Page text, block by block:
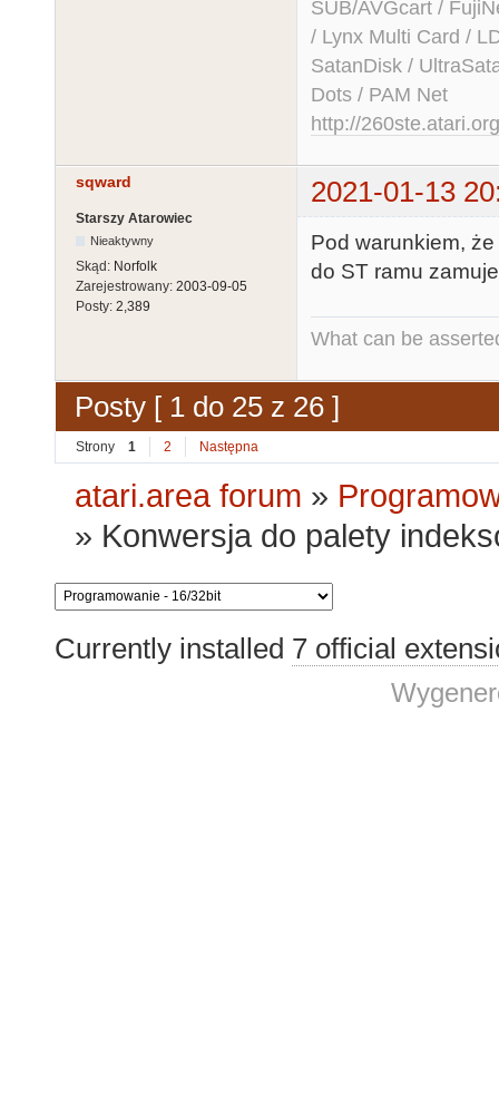
SUB/AVGcart /
/ Lynx Multi Card /
SatanDisk /
Dots / PAM Net
http://260ste.atari.org
sqward 2021-01-13
Starszy Atarowiec
Nieaktywny
Skąd: Norfolk
Zarejestrowany: 2003-09-05
Posty: 2,389
Pod warunkiem,
do ST ramu
What can be
Posty [ 1 do 25 z 26 ]
Strony 1 2 Następna
atari.area forum »
» Konwersja do palety
Currently installed 7 official